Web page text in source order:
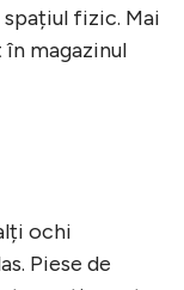
fizic. Mai
magazinul
ochi
Piese de